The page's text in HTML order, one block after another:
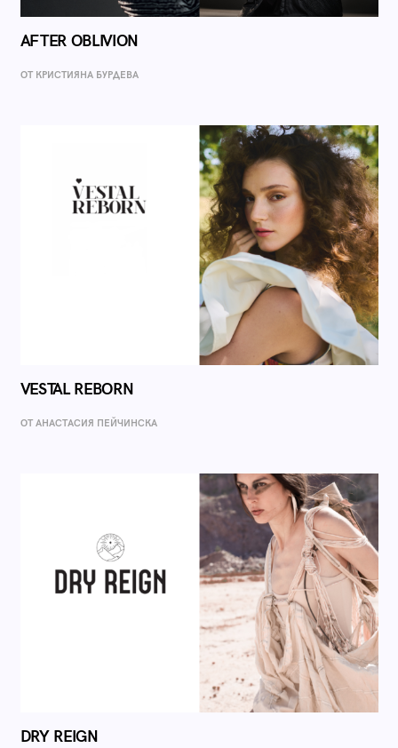
AFTER OBLIVION
ОТ КРИСТИЯНА БУРДЕВА
VESTAL REBORN
ОТ AНАСТАСИЯ ПЕЙЧИНСКА
DRY REIGN